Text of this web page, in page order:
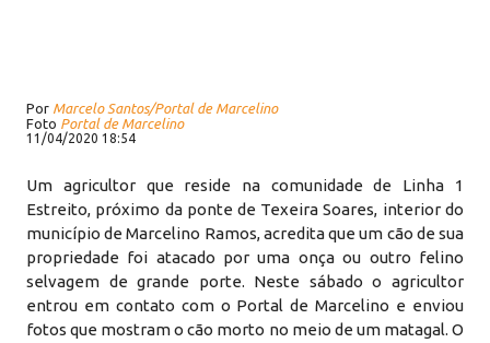
Por Marcelo Santos/Portal de Marcelino
Foto Portal de Marcelino
11/04/2020 18:54
Um agricultor que reside na comunidade de Linha 1
Estreito, próximo da ponte de Texeira Soares, interior do
município de Marcelino Ramos, acredita que um cão de sua
propriedade foi atacado por uma onça ou outro felino
selvagem de grande porte. Neste sábado o agricultor
entrou em contato com o Portal de Marcelino e enviou
fotos que mostram o cão morto no meio de um matagal. O